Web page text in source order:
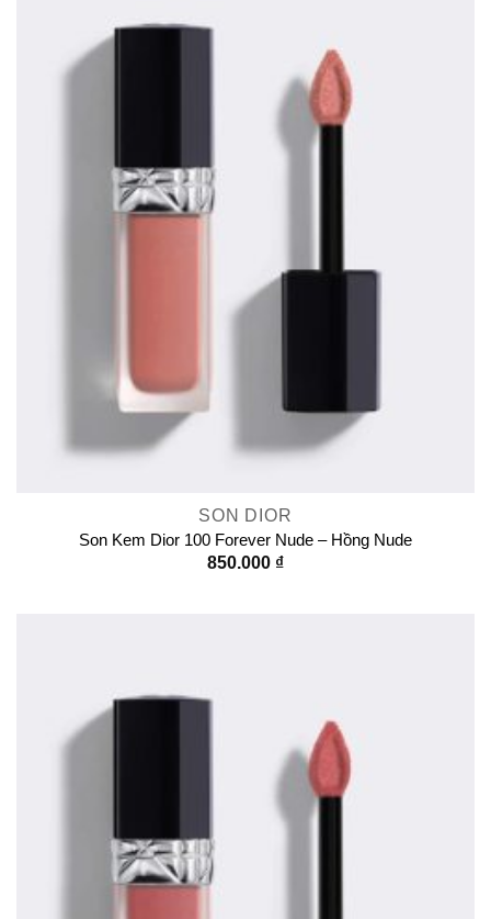
SON DIOR
Son Kem Dior 100 Forever Nude – Hồng Nude
850.000 ₫